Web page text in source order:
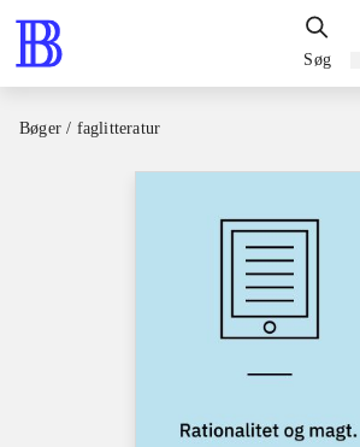
Søg
Bøger / faglitteratur